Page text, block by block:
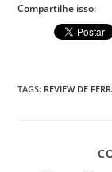
Compartilhe isso:
TAGS: REVIEW DE